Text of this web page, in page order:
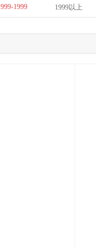
999-1999 1999以上